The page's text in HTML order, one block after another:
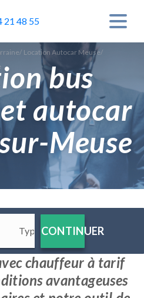
21 48 55
/ Location Autocar Meuse/
bus
autocar
Meuse
CONTINUER
chauffeur à tarif
avantageuses